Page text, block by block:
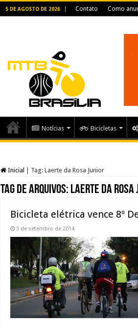
5 DE AGOSTO DE 2026 Contato Como
Notícias Bicicletas
Inicial Tag: Laerte da Rosa Junior
Tag de arquivos: Laerte da Rosa
Bicicleta elétrica vence 8º
3 de setembro de 2014